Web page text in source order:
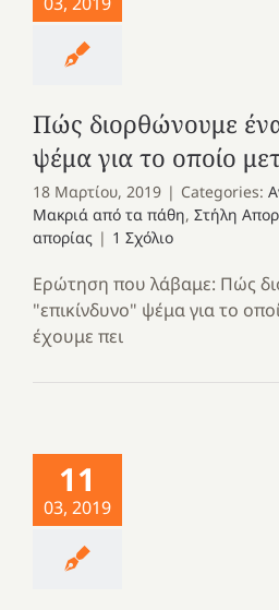
Πώς διορθώνουμε ένα
ψέμα για το οποίο
18 Μαρτίου, 2019 | Categories:
Μακριά από τα πάθη, Στήλη
απορίας | 1 Σχόλιο
Ερώτηση που λάβαμε: Πώς
"επικίνδυνο" ψέμα για το
έχουμε πει
11
03, 2019